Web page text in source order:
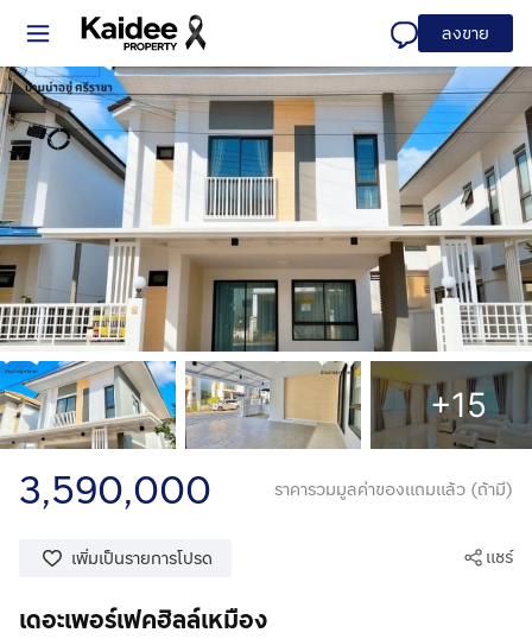
ลงขาย
+15
3,590,000 ราคารวมมูลค่าของแถมแล้ว (ถ้ามี)
เพิ่มเป็นรายการโปรด แชร์
เดอะเพอร์เฟคฮิลล์เหมือง